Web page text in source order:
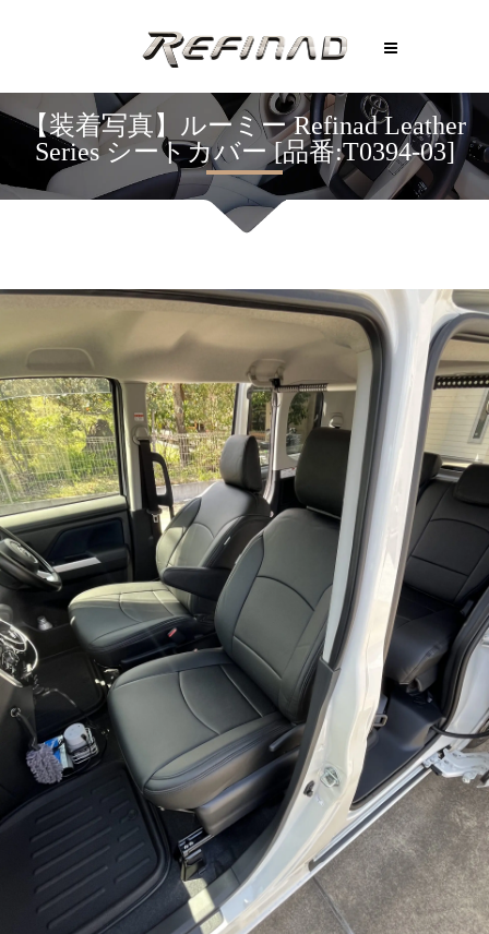
【装着写真】ルーミー Refinad Leather
Series シートカバー [品番:T0394-03]